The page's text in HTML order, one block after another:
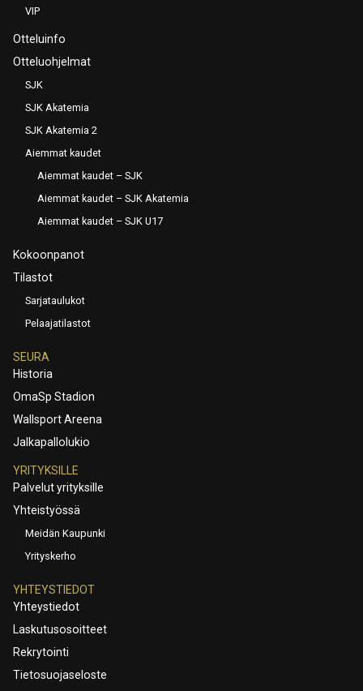
VIP
Otteluinfo
Otteluohjelmat
SJK
SJK Akatemia
SJK Akatemia 2
Aiemmat kaudet
Aiemmat kaudet – SJK
Aiemmat kaudet – SJK Akatemia
Aiemmat kaudet – SJK U17
Kokoonpanot
Tilastot
Sarjataulukot
Pelaajatilastot
SEURA
Historia
OmaSp Stadion
Wallsport Areena
Jalkapallolukio
YRITYKSILLE
Palvelut yrityksille
Yhteistyössä
Meidän Kaupunki
Yrityskerho
YHTEYSTIEDOT
Yhteystiedot
Laskutusosoitteet
Rekrytointi
Tietosuojaseloste